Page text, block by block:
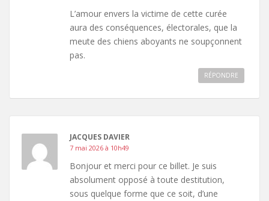
L’amour envers la victime de cette curée
aura des conséquences, électorales, que la
meute des chiens aboyants ne soupçonnent
pas.
RÉPONDRE
JACQUES DAVIER
7 mai 2026 à 10h49
Bonjour et merci pour ce billet. Je suis
absolument opposé à toute destitution,
sous quelque forme que ce soit, d’une